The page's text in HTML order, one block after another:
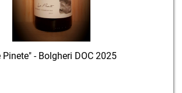
- Bolgheri DOC 2025